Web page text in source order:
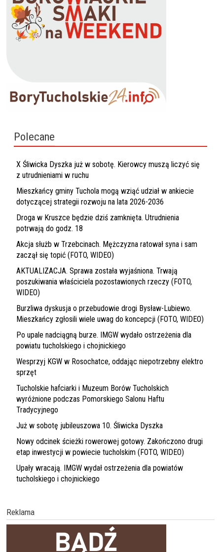
Polecane
X Śliwicka Dyszka już w sobotę. Kierowcy muszą liczyć się
z utrudnieniami w ruchu
Mieszkańcy gminy Tuchola mogą wziąć udział w ankiecie
dotyczącej strategii rozwoju na lata 2026-2036
Droga w Kruszce będzie dziś zamknięta. Utrudnienia
potrwają do godz. 18
Akcja służb w Trzebcinach. Mężczyzna ratował syna i sam
zaczął się topić (FOTO, WIDEO)
AKTUALIZACJA. Sprawa została wyjaśniona. Trwają
poszukiwania właściciela pozostawionych rzeczy (FOTO,
WIDEO)
Burzliwa dyskusja o przebudowie drogi Bysław-Lubiewo.
Mieszkańcy zgłosili wiele uwag do koncepcji (FOTO, WIDEO)
Po upale nadciągną burze. IMGW wydało ostrzeżenia dla
powiatu tucholskiego i chojnickiego
Wesprzyj KGW w Rosochatce, oddając niepotrzebny elektro
sprzęt
Tucholskie hafciarki i Muzeum Borów Tucholskich
wyróżnione podczas Pomorskiego Salonu Haftu
Tradycyjnego
Już w sobotę jubileuszowa 10. Śliwicka Dyszka
Nowy odcinek ścieżki rowerowej gotowy. Zakończono drugi
etap inwestycji w powiecie tucholskim (FOTO, WIDEO)
Upały wracają. IMGW wydał ostrzeżenia dla powiatów
tucholskiego i chojnickiego
Reklama